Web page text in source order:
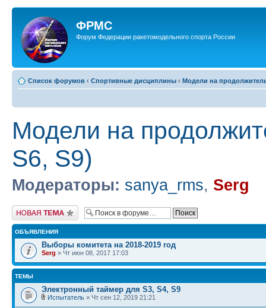
ФРМС
Форум Федерации ракетомодельного спорта России
Список форумов ‹ Спортивные дисциплины ‹ Модели на
Модели на
S6, S9)
Модераторы: sanya_rms, Serg
Новая тема
ОБЪЯВЛЕНИЯ
Выборы комитета на 2018-2019 год
Serg » Чт июн 08, 2017 17:03
ТЕМЫ
Электронный таймер для S3, S4, S9
Испытатель » Чт сен 12, 2019 21:21